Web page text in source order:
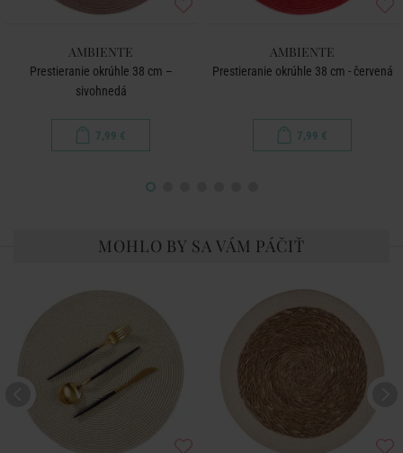
AMBIENTE
Prestieranie okrúhle 38 cm –
sivohnedá
7,99 €
AMBIENTE
Prestieranie okrúhle 38 cm - červená
7,99 €
MOHLO BY SA VÁM PÁČIŤ